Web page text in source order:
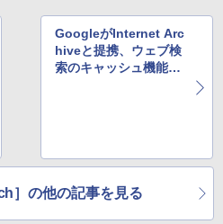
GoogleがInternet Arc
hiveと提携、ウェブ検
索のキャッシュ機能が
］の他の記事を見る